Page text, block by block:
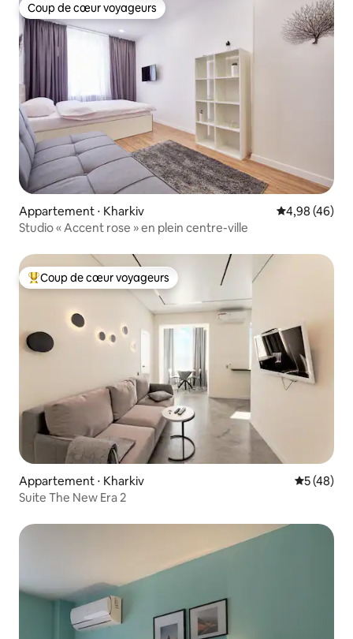
Coup de cœur voyageurs
Coup de cœur voyageurs
Appartement ⋅ Kharkiv Évaluation
4,98 (46)
Studio « Accent rose » en plein centre-ville
Coups de cœur voyageurs les plus appréciés
Coup de cœur voyageurs
Appartement ⋅ Kharkiv
5 (48)
Suite The New Era 2